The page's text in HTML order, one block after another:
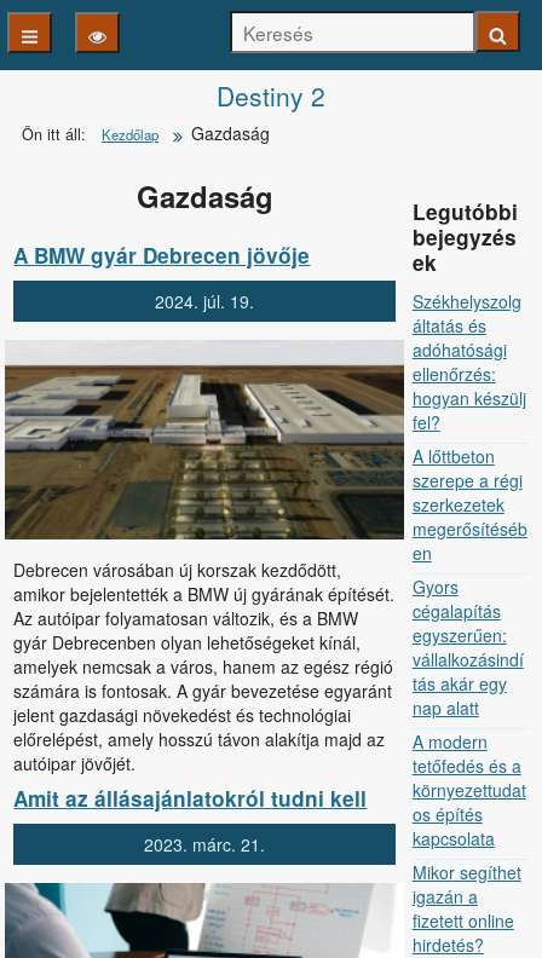
Kezdőlapra
ugrás
Destiny 2
Keresés
Ön itt áll: Kezdőlap Gazdaság
Gazdaság
A BMW gyár Debrecen jövője
2024. júl. 19.
Debrecen városában új korszak kezdődött,
amikor bejelentették a BMW új gyárának építését.
Az autóipar folyamatosan változik, és a BMW
gyár Debrecenben olyan lehetőségeket kínál,
amelyek nemcsak a város, hanem az egész régió
számára is fontosak. A gyár bevezetése egyaránt
jelent gazdasági növekedést és technológiai
előrelépést, amely hosszú távon alakítja majd az
autóipar jövőjét.
Amit az állásajánlatokról tudni kell
2023. márc. 21.
Legutóbbi
bejegyzés
ek
Székhelyszolg
áltatás és
adóhatósági
ellenőrzés:
hogyan készülj
fel?
A lőttbeton
szerepe a régi
szerkezetek
megerősítéséb
en
Gyors
cégalapítás
egyszerűen:
vállalkozásindí
tás akár egy
nap alatt
A modern
tetőfedés és a
környezettudat
os építés
kapcsolata
Mikor segíthet
igazán a
fizetett online
hirdetés?